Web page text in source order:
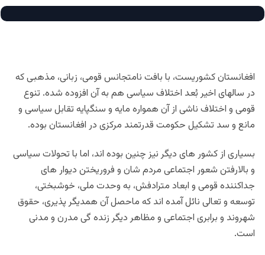
افغانستان كشوريست، با بافت نامتجانس قومى، زبانى، مذهبى كه
در سالهاى اخير بُعد اختلاف سياسى هم به آن افزوده شده. تنوع
قومى و اختلاف ناشى از آن همواره مايه و سنگپايه تقابل سياسى و
مانع و سد تشكيل حكومت قدرتمند مركزى در افغانستان بوده.
بسيارى از كشور هاى ديگر نيز چنين بوده اند، اما با تحولات سياسى
و بالارفتن شعور اجتماعى مردم شان و فروريختن ديوار هاى
جداكننده قومى و ابعاد مترادفش، به وحدت ملى، خوشبختى،
توسعه و تعالى نائل آمده اند كه ماحصل آن همديگر پذيرى، حقوق
شهروند و برابرى اجتماعى و مظاهر ديگر زنده گى مدرن و مدنى
است.